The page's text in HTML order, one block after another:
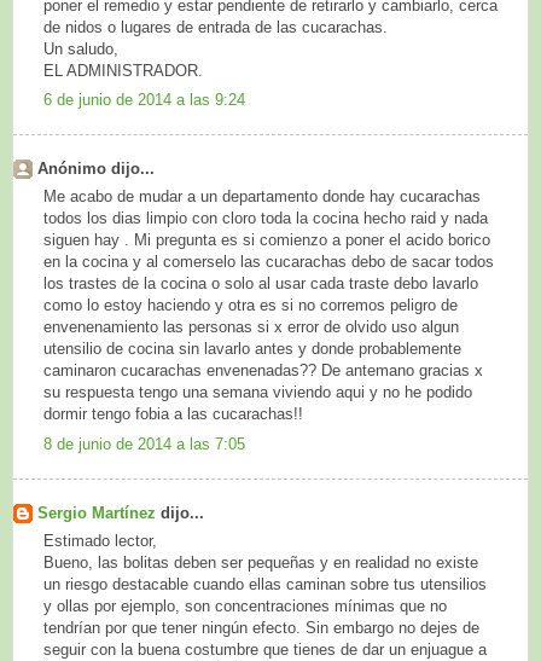
poner el remedio y estar pendiente de retirarlo y cambiarlo, cerca
de nidos o lugares de entrada de las cucarachas.
Un saludo,
EL ADMINISTRADOR.
6 de junio de 2014 a las 9:24
Anónimo dijo...
Me acabo de mudar a un departamento donde hay cucarachas
todos los dias limpio con cloro toda la cocina hecho raid y nada
siguen hay . Mi pregunta es si comienzo a poner el acido borico
en la cocina y al comerselo las cucarachas debo de sacar todos
los trastes de la cocina o solo al usar cada traste debo lavarlo
como lo estoy haciendo y otra es si no corremos peligro de
envenenamiento las personas si x error de olvido uso algun
utensilio de cocina sin lavarlo antes y donde probablemente
caminaron cucarachas envenenadas?? De antemano gracias x
su respuesta tengo una semana viviendo aqui y no he podido
dormir tengo fobia a las cucarachas!!
8 de junio de 2014 a las 7:05
Sergio Martínez dijo...
Estimado lector,
Bueno, las bolitas deben ser pequeñas y en realidad no existe
un riesgo destacable cuando ellas caminan sobre tus utensilios
y ollas por ejemplo, son concentraciones mínimas que no
tendrían por que tener ningún efecto. Sin embargo no dejes de
seguir con la buena costumbre que tienes de dar un enjuague a